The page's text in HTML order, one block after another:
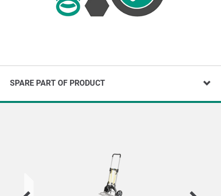
SPARE PART OF PRODUCT